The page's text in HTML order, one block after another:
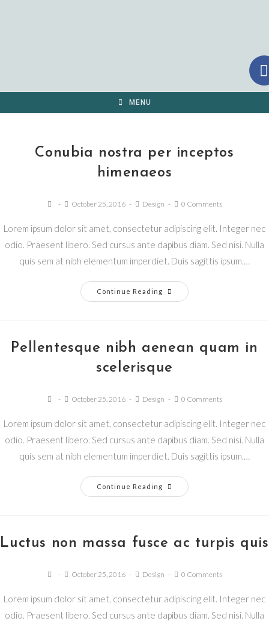
MENU
Conubia nostra per inceptos
himenaeos
October 25, 2016 Design 0 Comments
Lorem ipsum dolor sit amet, consectetur adipiscing elit. Integer nec
odio. Praesent libero. Sed cursus ante dapibus diam. Sed nisi. Nulla
quis sem at nibh elementum imperdiet. Duis sagittis ipsum.…
Continue Reading
Pellentesque nibh aenean quam in
scelerisque
October 25, 2016 Design 0 Comments
Lorem ipsum dolor sit amet, consectetur adipiscing elit. Integer nec
odio. Praesent libero. Sed cursus ante dapibus diam. Sed nisi. Nulla
quis sem at nibh elementum imperdiet. Duis sagittis ipsum.…
Continue Reading
Luctus non massa fusce ac turpis quis
October 25, 2016 Design 0 Comments
Lorem ipsum dolor sit amet, consectetur adipiscing elit. Integer nec
odio. Praesent libero. Sed cursus ante dapibus diam. Sed nisi. Nulla